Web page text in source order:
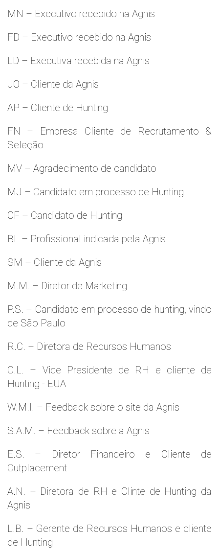
MN – Executivo recebido na Agnis
FD – Executivo recebido na Agnis
LD – Executiva recebida na Agnis
JO – Cliente da Agnis
AP – Cliente de Hunting
FN – Empresa Cliente de Recrutamento &
Seleção
MV – Agradecimento de candidato
MJ – Candidato em processo de Hunting
CF – Candidato de Hunting
BL – Profissional indicada pela Agnis
SM – Cliente da Agnis
M.M. – Diretor de Marketing
P.S. – Candidato em processo de hunting, vindo
de São Paulo
R.C. – Diretora de Recursos Humanos
C.L. – Vice Presidente de RH e cliente de
Hunting - EUA
W.M.l. – Feedback sobre o site da Agnis
S.A.M. – Feedback sobre a Agnis
E.S. – Diretor Financeiro e Cliente de
Outplacement
A.N. – Diretora de RH e Clinte de Hunting da
Agnis
L.B. – Gerente de Recursos Humanos e cliente
de Hunting